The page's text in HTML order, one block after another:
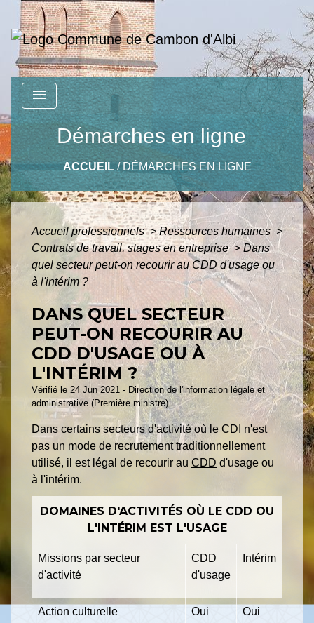
menu
Démarches en ligne
ACCUEIL/DÉMARCHES EN LIGNE
Accueil professionnels> Ressources humaines>
Contrats de travail, stages en entreprise> Dans
quel secteur peut-on recourir au CDD d'usage ou
à l'intérim ?
DANS QUEL SECTEUR
PEUT-ON RECOURIR AU
CDD D'USAGE OU À
L'INTÉRIM ?
Vérifié le 24 Jun 2021 - Direction de l'information légale et
administrative (Première ministre)
Dans certains secteurs d'activité où le CDI n'est
pas un mode de recrutement traditionnellement
utilisé, il est légal de recourir au CDD d'usage ou
à l'intérim.
DOMAINES D'ACTIVITÉS OÙ LE CDD OU
L'INTÉRIM EST L'USAGE
Missions par secteur
d'activité
CDD
d'usage
Intérim
Action culturelle Oui Oui